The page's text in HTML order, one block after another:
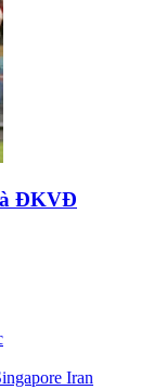
ĐKVĐ
Iran